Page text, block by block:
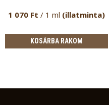
1 070 Ft / 1 ml (illatminta)
KOSÁRBA RAKOM